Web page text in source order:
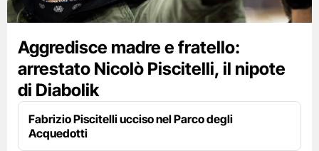
Aggredisce madre e fratello:
arrestato Nicolò Piscitelli, il nipote
di Diabolik
Fabrizio Piscitelli ucciso nel Parco degli
Acquedotti